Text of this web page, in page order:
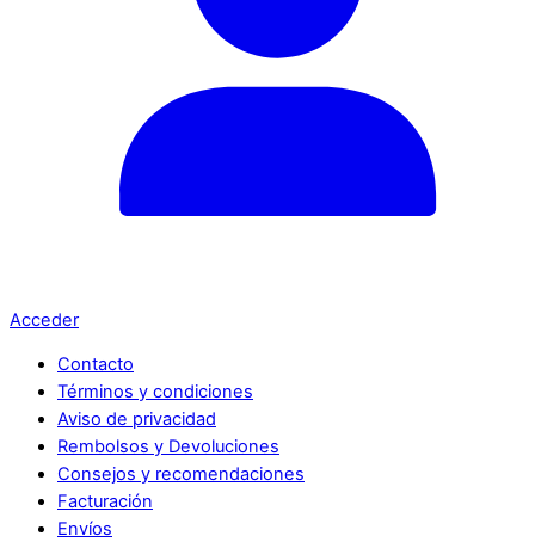
Acceder
Contacto
Términos y condiciones
Aviso de privacidad
Rembolsos y Devoluciones
Consejos y recomendaciones
Facturación
Envíos